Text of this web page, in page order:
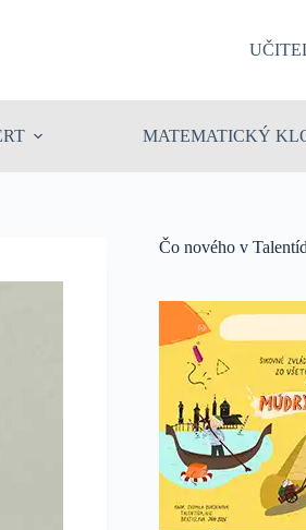
MATEMATICKÝ
Čo nového v